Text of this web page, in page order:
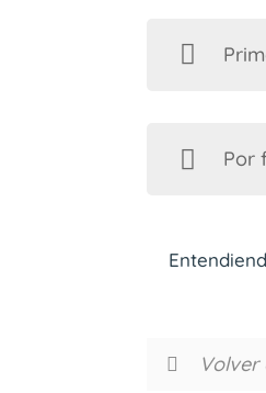
Por
Volver